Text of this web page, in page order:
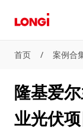
首页 / 案例合
隆基爱
业光伏